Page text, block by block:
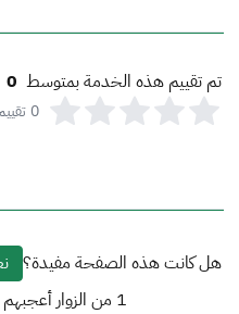
تم تقييم هذه الخدمة بمتوسط 0
0
هل كانت هذه الصفحة مفيدة؟
1 من الزوار